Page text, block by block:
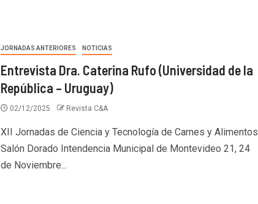
JORNADAS ANTERIORES NOTICIAS
Entrevista Dra. Caterina Rufo (Universidad de la
República – Uruguay)
02/12/2025 Revista C&A
XII Jornadas de Ciencia y Tecnología de Carnes y Alimentos
Salón Dorado Intendencia Municipal de Montevideo 21, 24
de Noviembre...